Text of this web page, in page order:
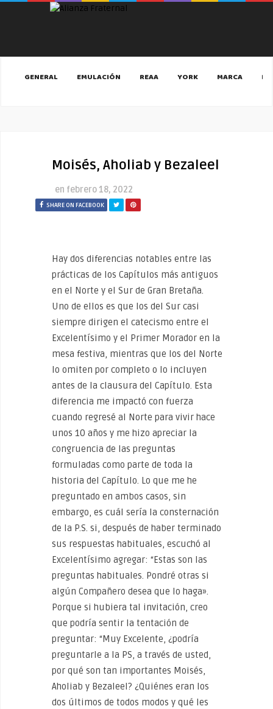
GENERAL EMULACIÓN REAA YORK MARCA
Moisés, Aholiab y Bezaleel
en febrero 18, 2022
SHARE ON FACEBOOK
Hay dos diferencias notables entre las
prácticas de los Capítulos más antiguos
en el Norte y el Sur de Gran Bretaña.
Uno de ellos es que los del Sur casi
siempre dirigen el catecismo entre el
Excelentísimo y el Primer Morador en la
mesa festiva, mientras que los del Norte
lo omiten por completo o lo incluyen
antes de la clausura del Capítulo. Esta
diferencia me impactó con fuerza
cuando regresé al Norte para vivir hace
unos 10 años y me hizo apreciar la
congruencia de las preguntas
formuladas como parte de toda la
historia del Capítulo. Lo que me he
preguntado en ambos casos, sin
embargo, es cuál sería la consternación
de la P.S. si, después de haber terminado
sus respuestas habituales, escuchó al
Excelentísimo agregar: “Estas son las
preguntas habituales. Pondré otras si
algún Compañero desea que lo haga».
Porque si hubiera tal invitación, creo
que podría sentir la tentación de
preguntar: “Muy Excelente, ¿podría
preguntarle a la PS, a través de usted,
por qué son tan importantes Moisés,
Aholiab y Bezaleel? ¿Quiénes eran los
dos últimos de todos modos y qué les